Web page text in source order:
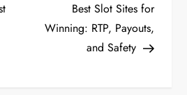
Best Slot Sites for
Winning: RTP, Payouts,
and Safety